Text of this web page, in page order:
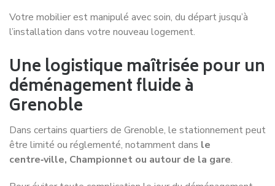
100% satisfaction client
Nos clientsnous
recommandent